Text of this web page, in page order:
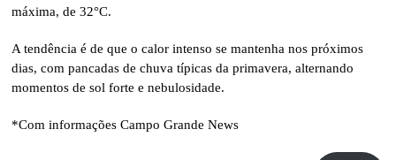
máxima, de 32°C.
A tendência é de que o calor intenso se mantenha nos próximos
dias, com pancadas de chuva típicas da primavera, alternando
momentos de sol forte e nebulosidade.
*Com informações Campo Grande News